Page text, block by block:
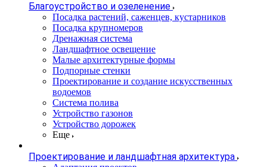
Благоустройство и озеленение
Посадка растений, саженцев, кустарников
Посадка крупномеров
Дренажная система
Ландшафтное освещение
Малые архитектурные формы
Подпорные стенки
Проектирование и создание искусственных
водоемов
Система полива
Устройство газонов
Устройство дорожек
Еще
Проектирование и ландшафтная архитектура